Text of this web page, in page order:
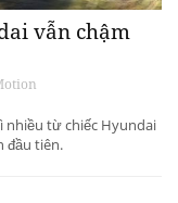
vẫn chậm
nhiều từ chiếc Hyundai
đầu tiên.